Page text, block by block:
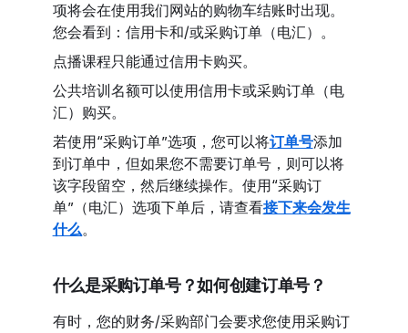
项将会在使用我们网站的购物车结账时出现。
您会看到：信用卡和/或采购订单（电汇）。
点播课程只能通过信用卡购买。
公共培训名额可以使用信用卡或采购订单（电
汇）购买。
若使用“采购订单”选项，您可以将订单号添加
到订单中，但如果您不需要订单号，则可以将
该字段留空，然后继续操作。使用“采购订
单”（电汇）选项下单后，请查看接下来会发生
什么。
什么是采购订单号？如何创建订单号？
有时，您的财务/采购部门会要求您使用采购订